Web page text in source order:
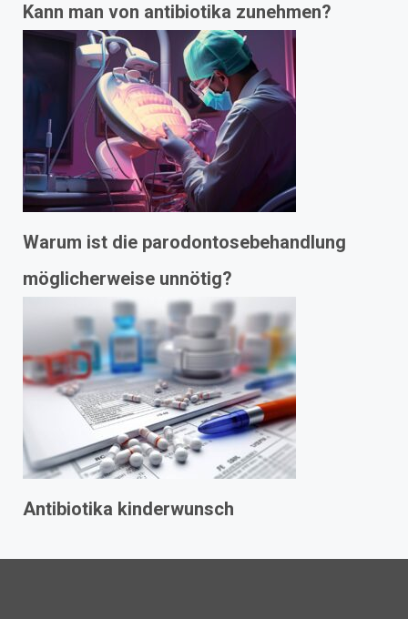
Kann man von antibiotika zunehmen?
Warum ist die parodontosebehandlung
möglicherweise unnötig?
Antibiotika kinderwunsch